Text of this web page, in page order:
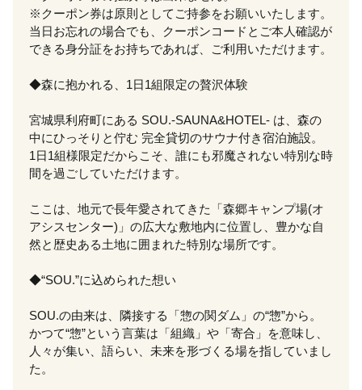
※クーポン券は原則としてご持参をお願いいたします。
当日お忘れの場合でも、クーポンコードとご本人確認が
できる身分証をお持ちであれば、ご利用いただけます。
◆森に抱かれる、1日1組限定の贅沢体験
宮城県利府町にある SOU.-SAUNA&HOTEL- は、森の
中にひっそりと佇む 完全貸切のサウナ付き宿泊施設。
1日1組様限定だからこそ、誰にも邪魔されない特別な時
間を過ごしていただけます。
ここは、地元で長年愛されてきた「森郷キャンプ場(オ
アシスセンター)」の広大な敷地内に位置し、豊かな自
然と歴史ある土地に囲まれた特別な場所です。
◆“SOU.”に込められた想い
SOU.の由来は、隣接する「惣の関ダム」の“惣”から。
かつて“惣”という言葉は「組織」や「寄合」を意味し、
人々が集い、語らい、未来を形づくる場を指していまし
た。